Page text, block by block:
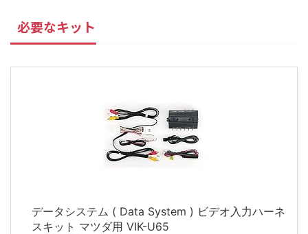
必要なキット
データシステム ( Data System ) ビデオ入力ハーネ
スキット マツダ用 VIK-U65